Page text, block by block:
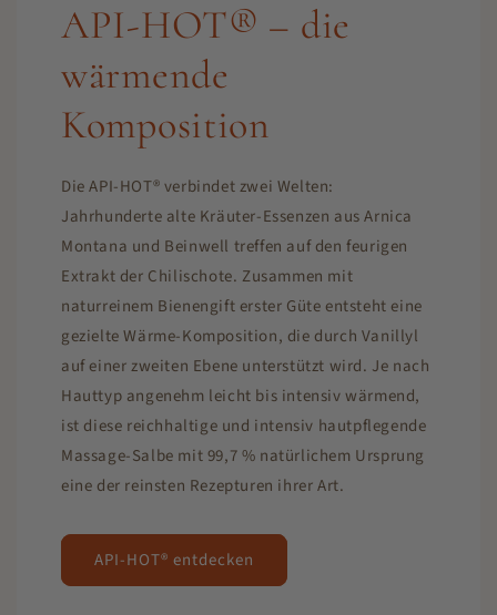
API-HOT® – die
wärmende
Komposition
Die API-HOT® verbindet zwei Welten:
Jahrhunderte alte Kräuter-Essenzen aus Arnica
Montana und Beinwell treffen auf den feurigen
Extrakt der Chilischote. Zusammen mit
naturreinem Bienengift erster Güte entsteht eine
gezielte Wärme-Komposition, die durch Vanillyl
auf einer zweiten Ebene unterstützt wird. Je nach
Hauttyp angenehm leicht bis intensiv wärmend,
ist diese reichhaltige und intensiv hautpflegende
Massage-Salbe mit 99,7 % natürlichem Ursprung
eine der reinsten Rezepturen ihrer Art.
API-HOT® entdecken